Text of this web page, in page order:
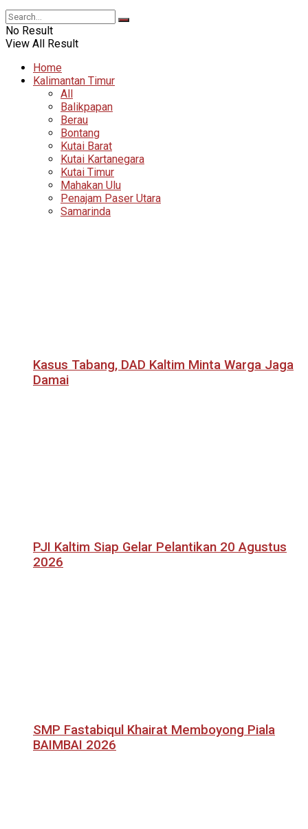
No Result
View All Result
Home
Kalimantan Timur
All
Balikpapan
Berau
Bontang
Kutai Barat
Kutai Kartanegara
Kutai Timur
Mahakan Ulu
Penajam Paser Utara
Samarinda
Kasus Tabang, DAD Kaltim Minta Warga Jaga
Damai
PJI Kaltim Siap Gelar Pelantikan 20 Agustus
2026
SMP Fastabiqul Khairat Memboyong Piala
BAIMBAI 2026